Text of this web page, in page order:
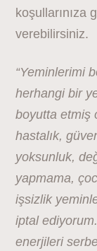
koşullarınıza
verebilirsiniz.
“Yeminlerimi
herhangi bir
boyutta etmiş
hastalık,
yoksunluk,
yapmama,
işsizlik
iptal
enerjileri